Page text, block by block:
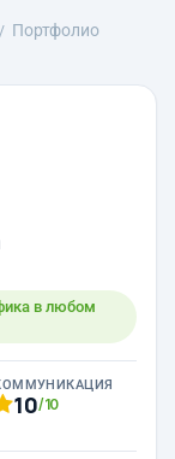
Портфолио
в любом
10/10